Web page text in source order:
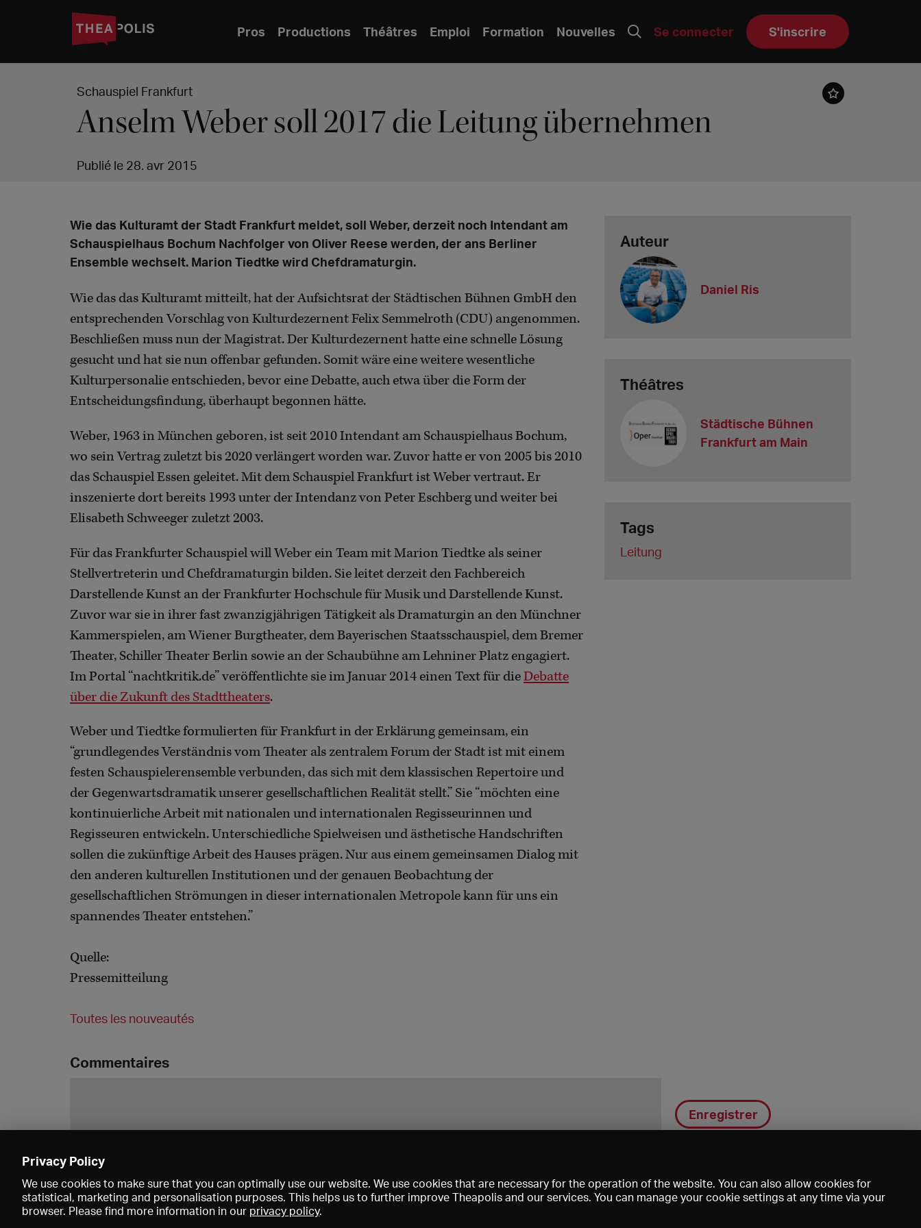
Pros Productions Théâtres Emploi Formation Nouvelles Se connecter S'inscrire
Schauspiel Frankfurt
Anselm Weber soll 2017 die Leitung übernehmen
Publié le 28. avr 2015
Wie das Kulturamt der Stadt Frankfurt meldet, soll Weber, derzeit noch Intendant am
Schauspielhaus Bochum Nachfolger von Oliver Reese werden, der ans Berliner
Ensemble wechselt. Marion Tiedtke wird Chefdramaturgin.
Wie das das Kulturamt mitteilt, hat der Aufsichtsrat der Städtischen Bühnen GmbH den
entsprechenden Vorschlag von Kulturdezernent Felix Semmelroth (CDU) angenommen.
Beschließen muss nun der Magistrat. Der Kulturdezernent hatte eine schnelle Lösung
gesucht und hat sie nun offenbar gefunden. Somit wäre eine weitere wesentliche
Kulturpersonalie entschieden, bevor eine Debatte, auch etwa über die Form der
Entscheidungsfindung, überhaupt begonnen hätte.
Weber, 1963 in München geboren, ist seit 2010 Intendant am Schauspielhaus Bochum,
wo sein Vertrag zuletzt bis 2020 verlängert worden war. Zuvor hatte er von 2005 bis 2010
das Schauspiel Essen geleitet. Mit dem Schauspiel Frankfurt ist Weber vertraut. Er
inszenierte dort bereits 1993 unter der Intendanz von Peter Eschberg und weiter bei
Elisabeth Schweeger zuletzt 2003.
Für das Frankfurter Schauspiel will Weber ein Team mit Marion Tiedtke als seiner
Stellvertreterin und Chefdramaturgin bilden. Sie leitet derzeit den Fachbereich
Darstellende Kunst an der Frankfurter Hochschule für Musik und Darstellende Kunst.
Zuvor war sie in ihrer fast zwanzigjährigen Tätigkeit als Dramaturgin an den Münchner
Kammerspielen, am Wiener Burgtheater, dem Bayerischen Staatsschauspiel, dem Bremer
Theater, Schiller Theater Berlin sowie an der Schaubühne am Lehniner Platz engagiert.
Im Portal “nachtkritik.de” veröffentlichte sie im Januar 2014 einen Text für dieDebatte
über die Zukunft des Stadttheaters.
Weber und Tiedtke formulierten für Frankfurt in der Erklärung gemeinsam, ein
“grundlegendes Verständnis vom Theater als zentralem Forum der Stadt ist mit einem
festen Schauspielerensemble verbunden, das sich mit dem klassischen Repertoire und
der Gegenwartsdramatik unserer gesellschaftlichen Realität stellt.” Sie “möchten eine
kontinuierliche Arbeit mit nationalen und internationalen Regisseurinnen und
Regisseuren entwickeln. Unterschiedliche Spielweisen und ästhetische Handschriften
sollen die zukünftige Arbeit des Hauses prägen. Nur aus einem gemeinsamen Dialog mit
den anderen kulturellen Institutionen und der genauen Beobachtung der
gesellschaftlichen Strömungen in dieser internationalen Metropole kann für uns ein
spannendes Theater entstehen.”
Quelle:
Pressemitteilung
Toutes les nouveautés
Auteur
Daniel Ris
Théâtres
Städtische Bühnen
Frankfurt am Main
Tags
Leitung
Commentaires
Enregistrer
Privacy Policy
We use cookies to make sure that you can optimally use our website. We use cookies that are necessary for the operation of the website. You can also allow cookies for
statistical, marketing and personalisation purposes. This helps us to further improve Theapolis and our services. You can manage your cookie settings at any time via your
browser. Please find more information in our privacy policy.